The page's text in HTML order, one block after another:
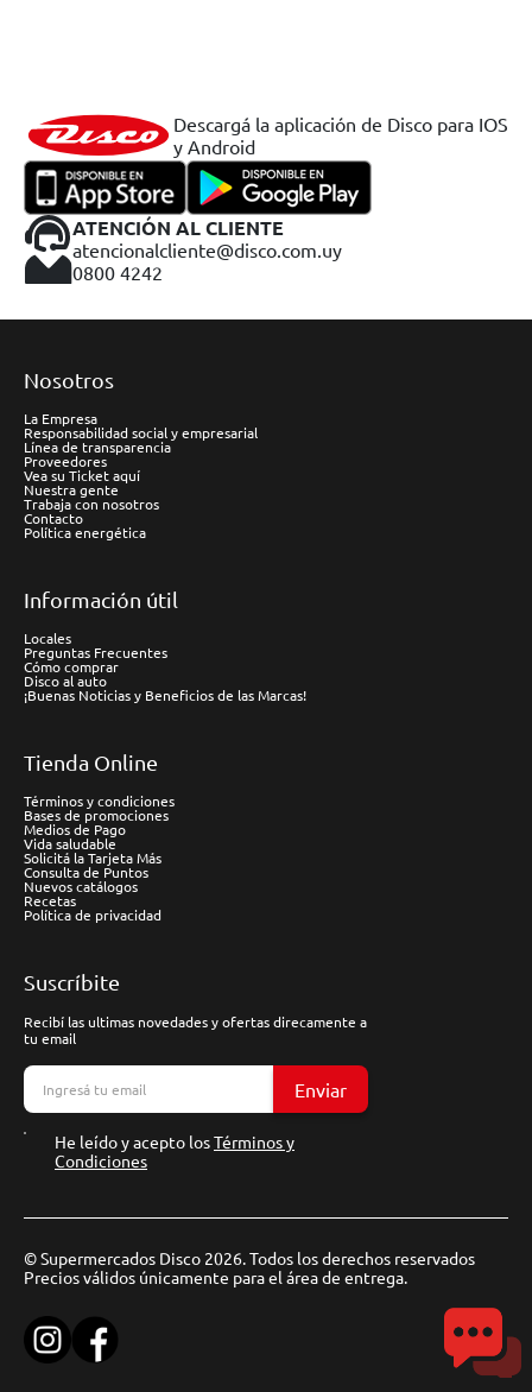
Descargá la aplicación de Disco para IOS
y Android
ATENCIÓN AL CLIENTE
atencionalcliente@disco.com.uy
0800 4242
Nosotros
La Empresa
Responsabilidad social y empresarial
Línea de transparencia
Proveedores
Vea su Ticket aquí
Nuestra gente
Trabaja con nosotros
Contacto
Política energética
Información útil
Locales
Preguntas Frecuentes
Cómo comprar
Disco al auto
¡Buenas Noticias y Beneficios de las Marcas!
Tienda Online
Términos y condiciones
Bases de promociones
Medios de Pago
Vida saludable
Solicitá la Tarjeta Más
Consulta de Puntos
Nuevos catálogos
Recetas
Política de privacidad
Suscríbite
Recibí las ultimas novedades y ofertas direcamente a
tu email
Enviar
He leído y acepto losTérminos y
Condiciones
© Supermercados Disco 2026. Todos los derechos reservados
Precios válidos únicamente para el área de entrega.